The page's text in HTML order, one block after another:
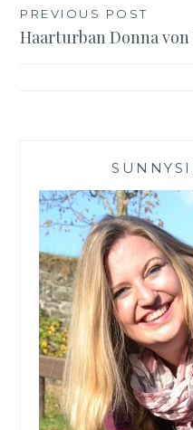
PREVIOUS POST
Haarturban Donna